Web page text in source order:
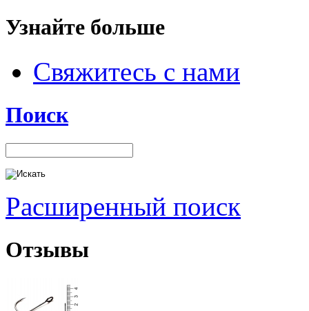
Узнайте больше
Свяжитесь с нами
Поиск
Расширенный поиск
Отзывы